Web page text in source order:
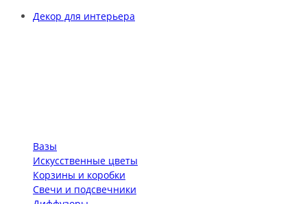
Декор для интерьера
Вазы
Искусственные цветы
Корзины и коробки
Свечи и подсвечники